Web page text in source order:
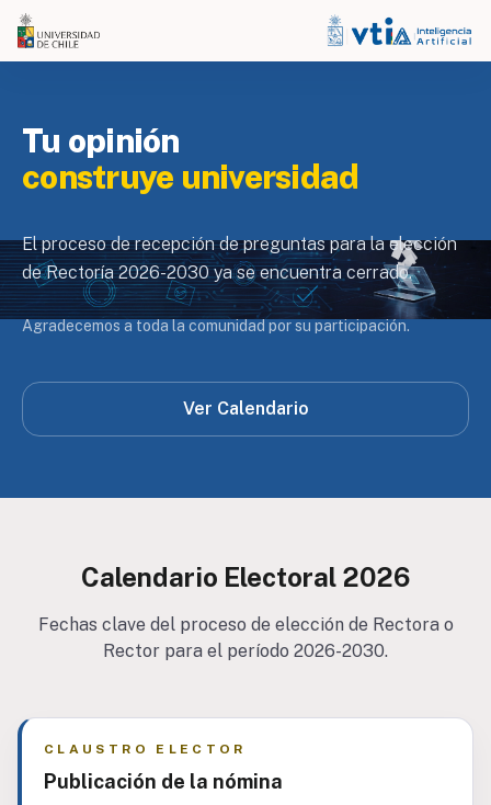
Tu opinión
construye universidad
El proceso de recepción de preguntas para la elección
de Rectoría 2026-2030 ya se encuentra cerrado.
Agradecemos a toda la comunidad por su participación.
Ver Calendario
Calendario Electoral 2026
Fechas clave del proceso de elección de Rectora o
Rector para el período 2026-2030.
CLAUSTRO ELECTOR
Publicación de la nómina